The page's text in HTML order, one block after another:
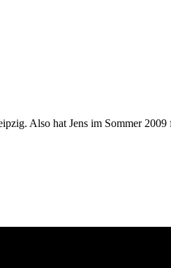
Also hat Jens im Sommer 2009